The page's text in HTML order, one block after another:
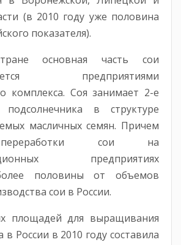
(в 2010 году уже половина
показателя).
основная часть сои
предприятиями
комплекса. Соя занимает 2-е
в структуре
масличных семян. Причем
сои на
предприятиях
половины от объемов
сои в России.
площадей для выращивания
в России в 2010 году составила